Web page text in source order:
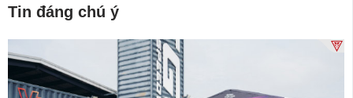
Tin đáng chú ý